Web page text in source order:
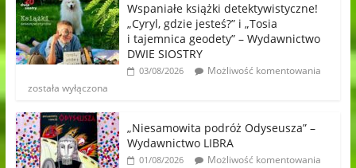
Wspaniałe książki detektywistyczne!
„Cyryl, gdzie jesteś?” i „Tosia
i tajemnica geodety” – Wydawnictwo
DWIE SIOSTRY
03/08/2026
Możliwość komentowania
została wyłączona
„Niesamowita podróż Odyseusza” –
Wydawnictwo LIBRA
01/08/2026
Możliwość komentowania